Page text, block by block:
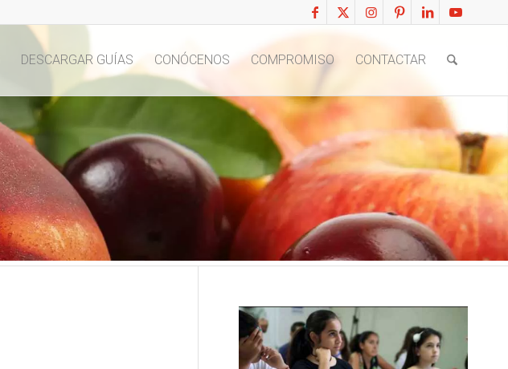
DESCARGAR GUÍAS CONÓCENOS COMPROMISO CONTACTAR